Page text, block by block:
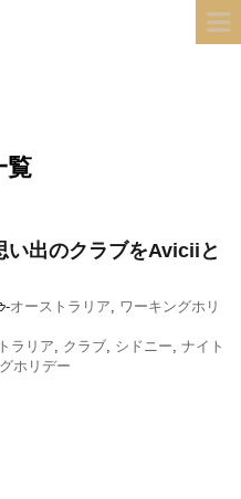
覧
い出のクラブをAviciiと
-オーストラリア
ワーキングホリ
ラリア クラブ シドニー ナイト
ホリデー